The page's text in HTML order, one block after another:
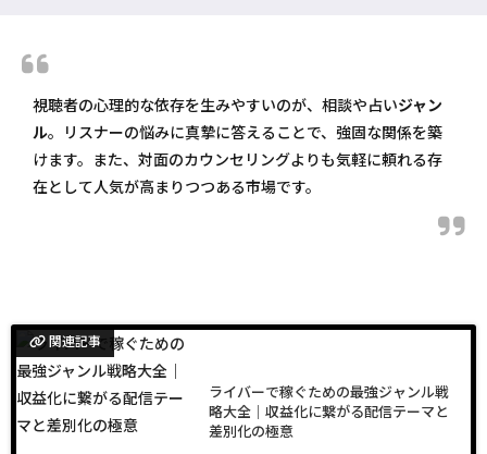
視聴者の心理的な依存を生みやすいのが、相談や占いジャン
ル。リスナーの悩みに真摯に答えることで、強固な関係を築
けます。また、対面のカウンセリングよりも気軽に頼れる存
在として人気が高まりつつある市場です。
関連記事
ライバーで稼ぐための最強ジャンル戦
略大全｜収益化に繋がる配信テーマと
差別化の極意